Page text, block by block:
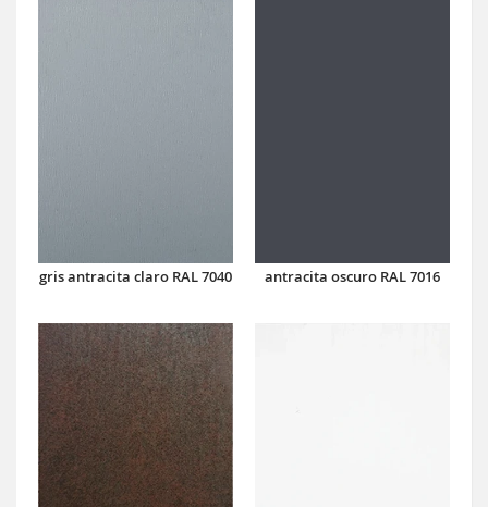
gris antracita claro RAL 7040 antracita oscuro RAL 7016